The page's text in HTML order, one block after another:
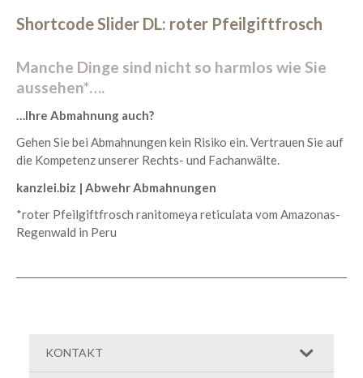
Shortcode Slider DL: roter Pfeilgiftfrosch
Manche Dinge sind nicht so harmlos wie Sie
aussehen*….
…Ihre Abmahnung auch?
Gehen Sie bei Abmahnungen kein Risiko ein. Vertrauen Sie auf
die Kompetenz unserer Rechts- und Fachanwälte.
kanzlei.biz | Abwehr Abmahnungen
*roter Pfeilgiftfrosch ranitomeya reticulata vom Amazonas-
Regenwald in Peru
KONTAKT